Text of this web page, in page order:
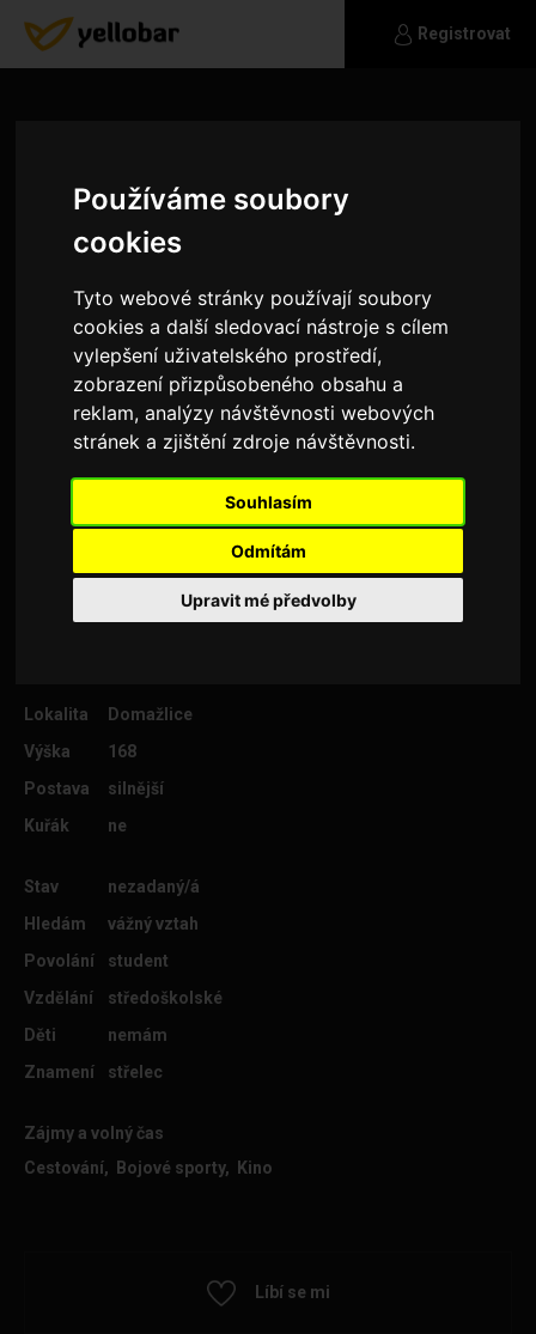
Používáme soubory
cookies
Tyto webové stránky používají soubory
cookies a další sledovací nástroje s cílem
vylepšení uživatelského prostředí,
zobrazení přizpůsobeného obsahu a
reklam, analýzy návštěvnosti webových
stránek a zjištění zdroje návštěvnosti.
Souhlasím
Odmítám
Upravit mé předvolby
Registrovat
Andies
Mezi mé zájmy patří procházky v přírodě,
nejraději se psem. Miluji zvířata, cestování, sushi
a ráda chodím do kina.
Lokalita
Domažlice
Výška
168
Postava
silnější
Kuřák
ne
Stav
nezadaný/á
Hledám
vážný vztah
Povolání
student
Vzdělání
středoškolské
Děti
nemám
Znamení
střelec
Zájmy a volný čas
Cestování, Bojové sporty, Kino
Líbí se mi